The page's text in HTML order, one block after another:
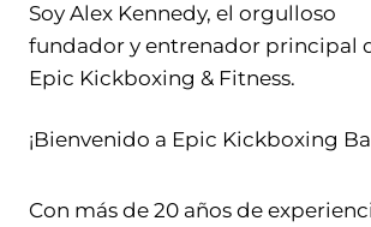
Soy Alex Kennedy, el orgulloso
fundador y entrenador principal
Epic Kickboxing & Fitness.
¡Bienvenido a Epic Kickboxing
Con más de 20 años de